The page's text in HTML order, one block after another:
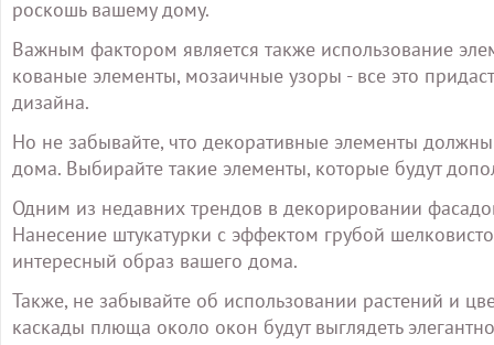
роскошь вашему дому.
Важным фактором является также использование
кованые элементы, мозаичные узоры - все это
дизайна.
Но не забывайте, что декоративные элементы
дома. Выбирайте такие элементы, которые будут
Одним из недавних трендов в декорировании
Нанесение штукатурки с эффектом грубой
интересный образ вашего дома.
Также, не забывайте об использовании растений и
каскады плюща около окон будут выглядеть